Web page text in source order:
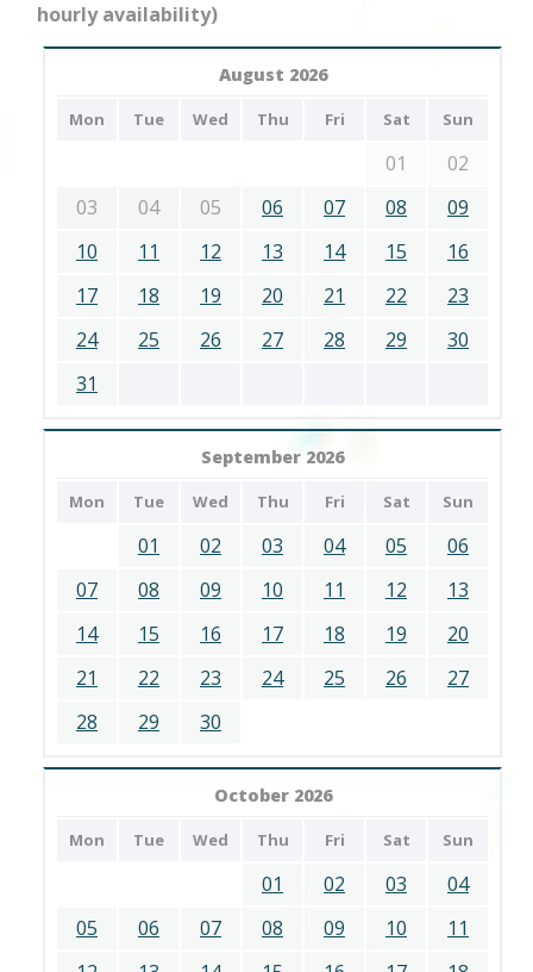
hourly availability)
August 2026
Mon Tue Wed Thu Fri Sat Sun
01
02
03
04 05 06 07 08
09
10
11 12 13 14 15
16
17
18 19 20 21 22
23
24
25 26 27 28 29
30
31
September 2026
Mon Tue Wed Thu Fri Sat Sun
01 02 03 04 05
06
07
08 09 10 11 12
13
14
15 16 17 18 19
20
21
22 23 24 25 26
27
28
29 30
October 2026
Mon Tue Wed Thu Fri Sat Sun
01 02 03
04
05
06 07 08 09 10
11